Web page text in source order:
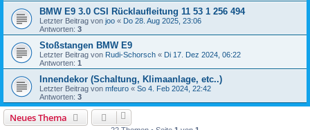
BMW E9 3.0 CSI Rücklaufleitung 11 53 1 256 494
Letzter Beitrag von joo « Do 28. Aug 2025, 23:06
Antworten: 3
Stoßstangen BMW E9
Letzter Beitrag von Rudi-Schorsch « Di 17. Dez 2024, 06:22
Antworten: 1
Innendekor (Schaltung, Klimaanlage, etc..)
Letzter Beitrag von mfeuro « So 4. Feb 2024, 22:42
Antworten: 3
Neues Thema